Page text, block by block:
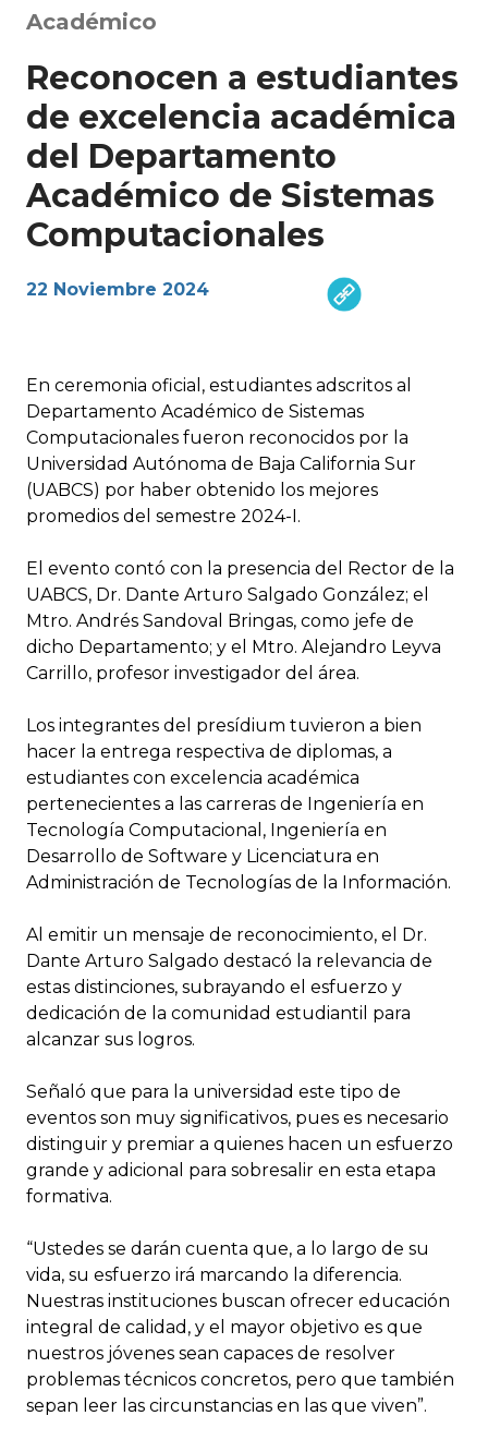
Académico
Reconocen a estudiantes
de excelencia académica
del Departamento
Académico de Sistemas
Computacionales
22 Noviembre 2024
En ceremonia oficial, estudiantes adscritos al
Departamento Académico de Sistemas
Computacionales fueron reconocidos por la
Universidad Autónoma de Baja California Sur
(UABCS) por haber obtenido los mejores
promedios del semestre 2024-I.
El evento contó con la presencia del Rector de la
UABCS, Dr. Dante Arturo Salgado González; el
Mtro. Andrés Sandoval Bringas, como jefe de
dicho Departamento; y el Mtro. Alejandro Leyva
Carrillo, profesor investigador del área.
Los integrantes del presídium tuvieron a bien
hacer la entrega respectiva de diplomas, a
estudiantes con excelencia académica
pertenecientes a las carreras de Ingeniería en
Tecnología Computacional, Ingeniería en
Desarrollo de Software y Licenciatura en
Administración de Tecnologías de la Información.
Al emitir un mensaje de reconocimiento, el Dr.
Dante Arturo Salgado destacó la relevancia de
estas distinciones, subrayando el esfuerzo y
dedicación de la comunidad estudiantil para
alcanzar sus logros.
Señaló que para la universidad este tipo de
eventos son muy significativos, pues es necesario
distinguir y premiar a quienes hacen un esfuerzo
grande y adicional para sobresalir en esta etapa
formativa.
“Ustedes se darán cuenta que, a lo largo de su
vida, su esfuerzo irá marcando la diferencia.
Nuestras instituciones buscan ofrecer educación
integral de calidad, y el mayor objetivo es que
nuestros jóvenes sean capaces de resolver
problemas técnicos concretos, pero que también
sepan leer las circunstancias en las que viven”.